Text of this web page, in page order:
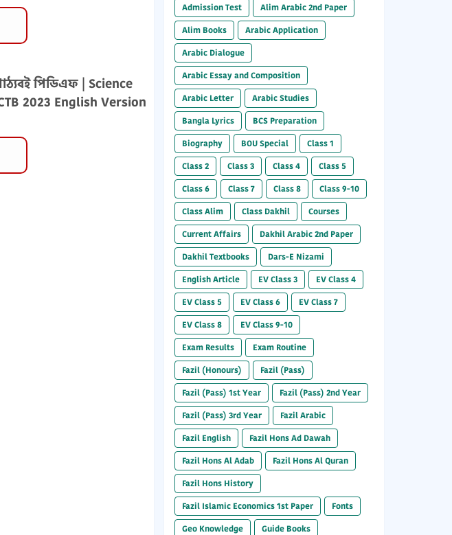
পিডিএফ | Science
2023 English Version
Admission Test
Alim Arabic 2nd Paper
Alim Books
Arabic Application
Arabic Dialogue
Arabic Essay and Composition
Arabic Letter
Arabic Studies
Bangla Lyrics
BCS Preparation
Biography
BOU Special
Class 1
Class 2
Class 3 Class 4
Class 5
Class 6
Class 7 Class 8
Class 9-10
Class Alim
Class Dakhil
Courses
Current Affairs
Dakhil Arabic 2nd Paper
Dakhil Textbooks
Dars-E Nizami
English Article
EV Class 3
EV Class 4
EV Class 5
EV Class 6
EV Class 7
EV Class 8
EV Class 9-10
Exam Results
Exam Routine
Fazil (Honours)
Fazil (Pass)
Fazil (Pass) 1st Year
Fazil (Pass) 2nd Year
Fazil (Pass) 3rd Year
Fazil Arabic
Fazil English
Fazil Hons Ad Dawah
Fazil Hons Al Adab
Fazil Hons Al Quran
Fazil Hons History
Fazil Islamic Economics 1st Paper
Fonts
Geo Knowledge
Guide Books